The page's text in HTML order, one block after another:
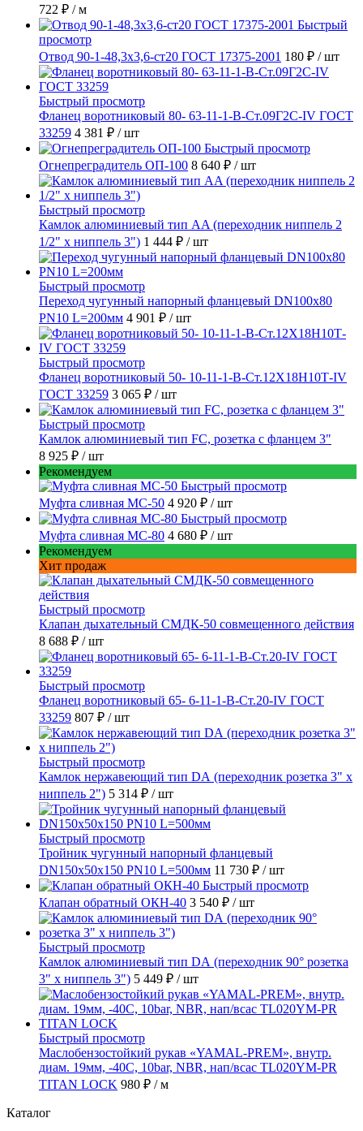
722 ₽ / м
Быстрый
просмотр
Отвод 90-1-48,3х3,6-ст20 ГОСТ 17375-2001 180 ₽ / шт
Быстрый просмотр
Фланец воротниковый 80- 63-11-1-B-Ст.09Г2С-IV ГОСТ
33259 4 381 ₽ / шт
Быстрый просмотр
Огнепреградитель ОП-100 8 640 ₽ / шт
Быстрый просмотр
Камлок алюминиевый тип AA (переходник ниппель 2
1/2" х ниппель 3") 1 444 ₽ / шт
Быстрый просмотр
Переход чугунный напорный фланцевый DN100х80
PN10 L=200мм 4 901 ₽ / шт
Быстрый просмотр
Фланец воротниковый 50- 10-11-1-B-Ст.12Х18Н10Т-IV
ГОСТ 33259 3 065 ₽ / шт
Быстрый просмотр
Камлок алюминиевый тип FC, розетка с фланцем 3"
8 925 ₽ / шт
Рекомендуем
Быстрый просмотр
Муфта сливная МС-50 4 920 ₽ / шт
Быстрый просмотр
Муфта сливная МС-80 4 680 ₽ / шт
Рекомендуем
Хит продаж
Быстрый просмотр
Клапан дыхательный СМДК-50 совмещенного действия
8 688 ₽ / шт
Быстрый просмотр
Фланец воротниковый 65- 6-11-1-B-Ст.20-IV ГОСТ
33259 807 ₽ / шт
Быстрый просмотр
Камлок нержавеющий тип DА (переходник розетка 3" х
ниппель 2") 5 314 ₽ / шт
Быстрый просмотр
Тройник чугунный напорный фланцевый
DN150х50х150 PN10 L=500мм 11 730 ₽ / шт
Быстрый просмотр
Клапан обратный ОКН-40 3 540 ₽ / шт
Быстрый просмотр
Камлок алюминиевый тип DА (переходник 90° розетка
3" х ниппель 3") 5 449 ₽ / шт
Быстрый просмотр
Маслобензостойкий рукав «YAMAL-PREM», внутр.
диам. 19мм, -40C, 10bar, NBR, нап/всас TL020YM-PR
TITAN LOCK 980 ₽ / м
Каталог